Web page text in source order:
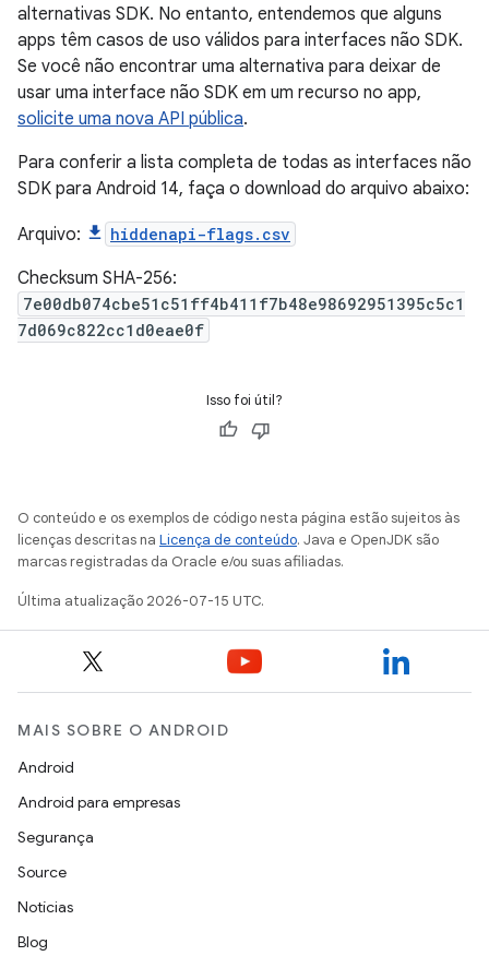
alternativas SDK. No entanto, entendemos que alguns
apps têm casos de uso válidos para interfaces não SDK.
Se você não encontrar uma alternativa para deixar de
usar uma interface não SDK em um recurso no app,
solicite uma nova API pública.
Para conferir a lista completa de todas as interfaces não
SDK para Android 14, faça o download do arquivo abaixo:
Arquivo: hiddenapi-flags.csv
Checksum SHA-256:
7e00db074cbe51c51ff4b411f7b48e98692951395c5c1
7d069c822cc1d0eae0f
Isso foi útil?
O conteúdo e os exemplos de código nesta página estão sujeitos às
licenças descritas na Licença de conteúdo. Java e OpenJDK são
marcas registradas da Oracle e/ou suas afiliadas.
Última atualização 2026-07-15 UTC.
MAIS SOBRE O ANDROID
Android
Android para empresas
Segurança
Source
Notícias
Blog